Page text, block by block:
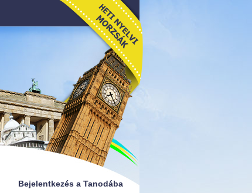
Bejelentkezés a Tanodába